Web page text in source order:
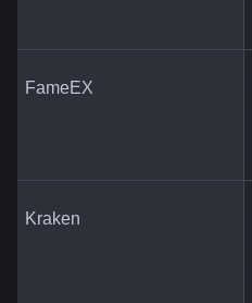
FameEX
Kraken